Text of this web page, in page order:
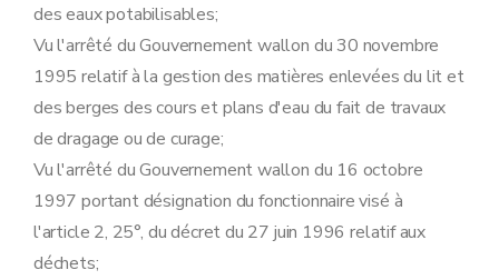
Art. 123
Sous-section 2 Eau
Art. 125
Art. 126
Art. 128
Art. 129
Art. 130
Art. 131
Art. 132
des eaux potabilisables;
Vu l'arrêté du Gouvernement wallon du 30 novembre
1995 relatif à la gestion des matières enlevées du lit et
des berges des cours et plans d'eau du fait de travaux
de dragage ou de curage;
Vu l'arrêté du Gouvernement wallon du 16 octobre
1997 portant désignation du fonctionnaire visé à
l'article 2, 25°, du décret du 27 juin 1996 relatif aux
déchets;